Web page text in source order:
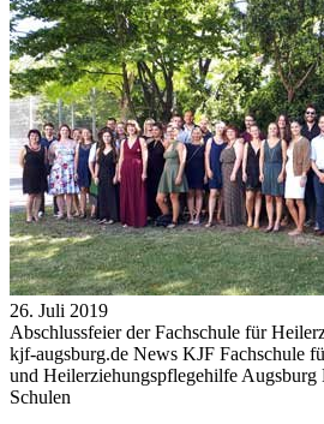
26. Juli 2019
Abschlussfeier der Fachschule für
kjf-augsburg.de News KJF Fachschule
und Heilerziehungspflegehilfe Augsburg
Schulen